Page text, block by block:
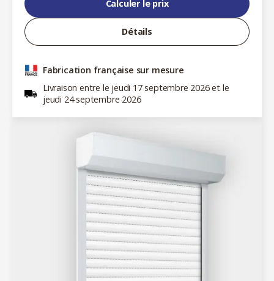
Calculer le prix
Détails
Fabrication française sur mesure
Livraison entre le jeudi 17 septembre 2026 et le
jeudi 24 septembre 2026